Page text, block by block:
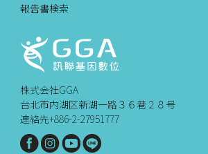
報告書検索
株式会社GGA
台北市内湖区新湖一路３６巷２８号
連絡先+886-2-27951777